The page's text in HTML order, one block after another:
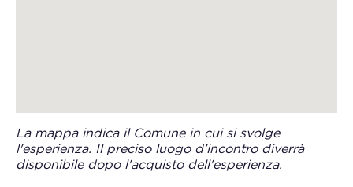
La mappa indica il Comune in cui si svolge
l'esperienza. Il preciso luogo d'incontro diverrà
disponibile dopo l'acquisto dell'esperienza.